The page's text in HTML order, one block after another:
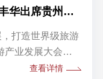
。
商会副会长、大丰实业董事长丰华出席贵州旅发大会并作代表发言
打造世界级旅游
产业发展大会在
、省人大常委会主
查看详情